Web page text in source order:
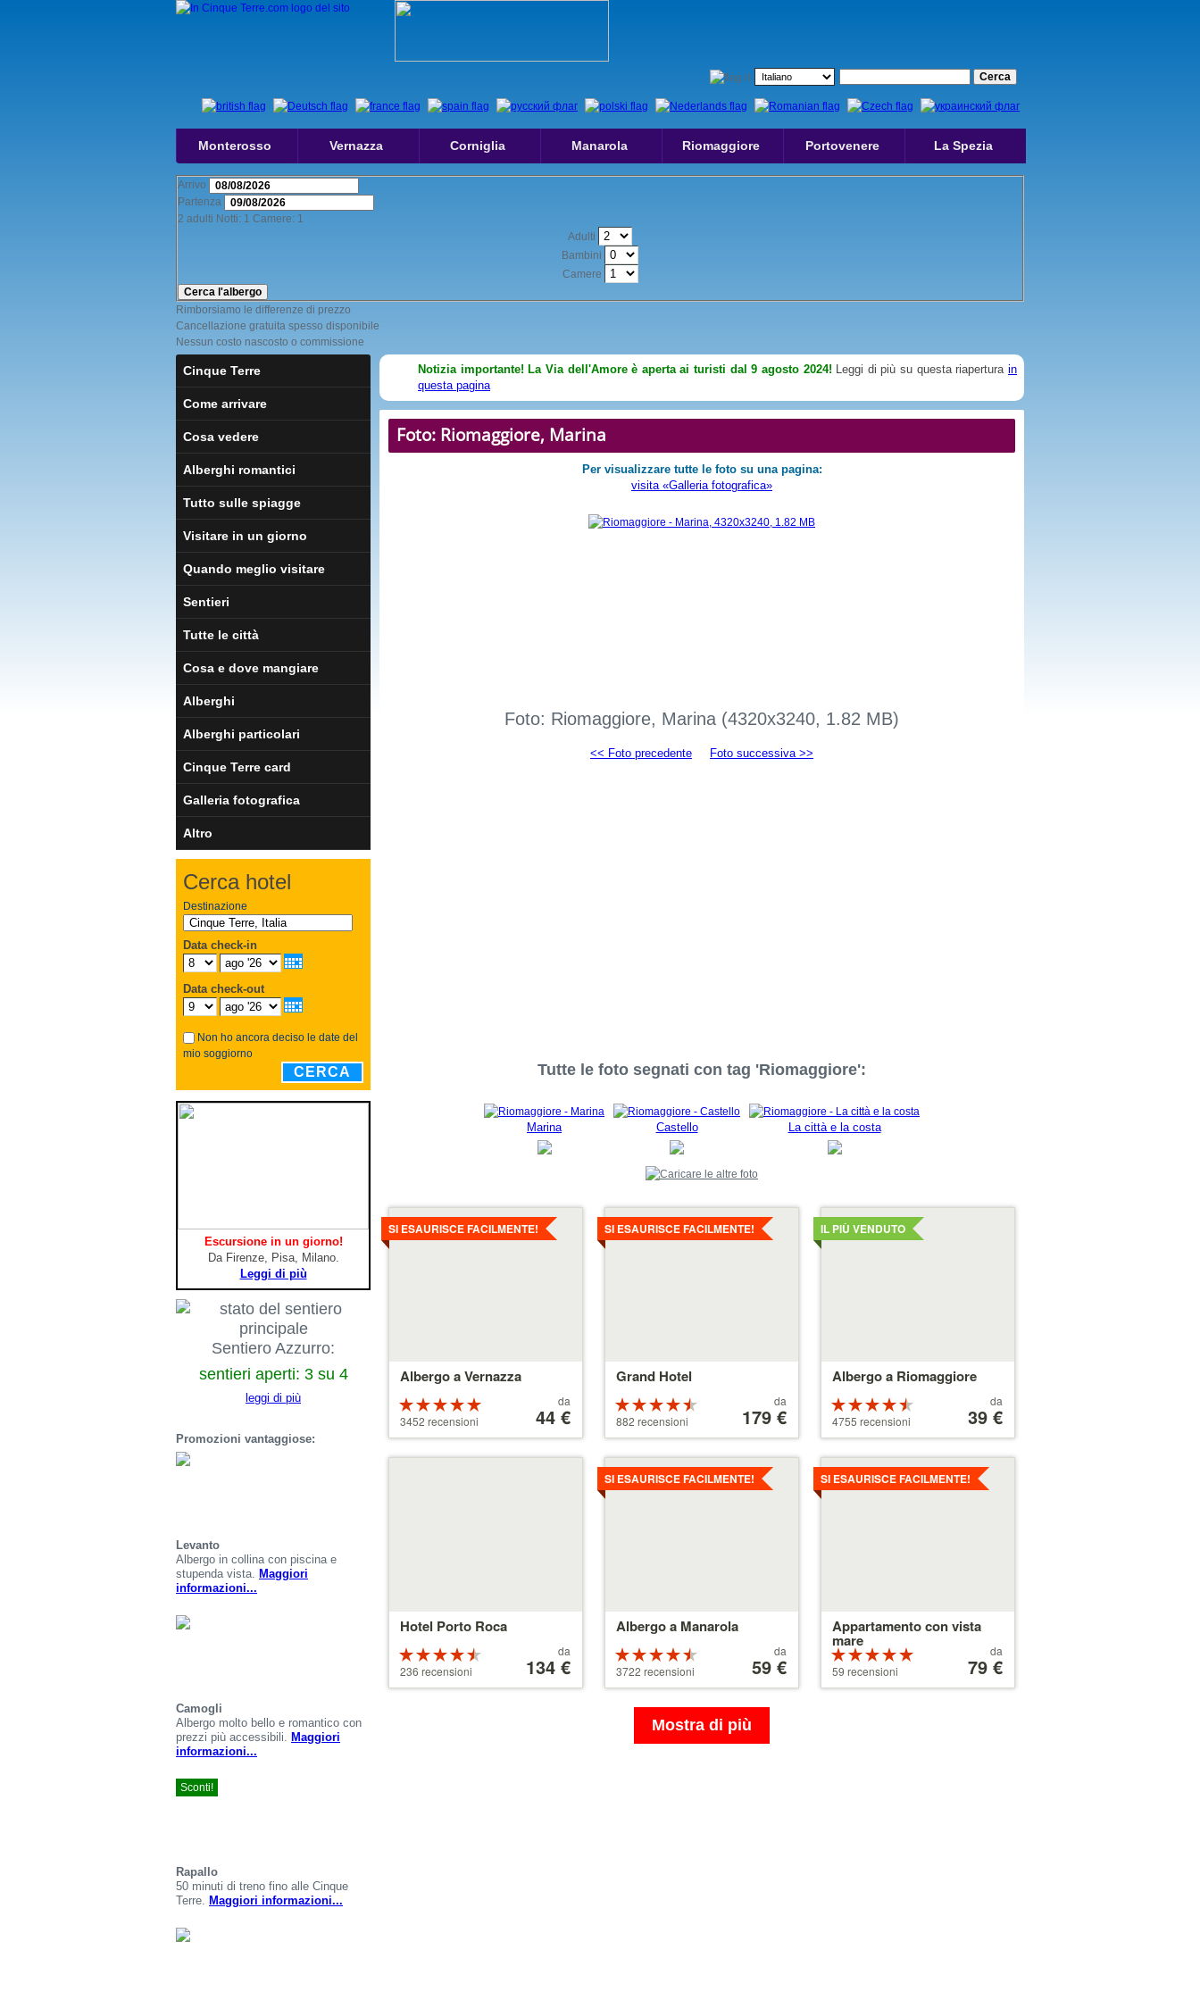
Monterosso Vernazza Corniglia Manarola Riomaggiore Portovenere La Spezia
Arrivo
Partenza
2 adulti Notti: 1 Camere: 1
Adulti
Bambini
Camere
Cerca l'albergo
Rimborsiamo le differenze di prezzo
Cancellazione gratuita spesso disponibile
Nessun costo nascosto o commissione
Notizia importante! La Via dell'Amore è aperta ai turisti dal 9 agosto 2024! Leggi di più su questa riaperturain
questa pagina
Foto: Riomaggiore, Marina
Per visualizzare tutte le foto su una pagina:
visita «Galleria fotografica»
Foto: Riomaggiore, Marina (4320x3240, 1.82 MB)
<< Foto precedente Foto successiva >>
Tutte le foto segnati con tag 'Riomaggiore':
Marina Castello La città e la costa
Albergo a Vernazza
SI ESAURISCE FACILMENTE!
Valutazione:
5 su 5 stelle
3452 recensioni partire
da
44 €
da
44 €
Dettagli
Grand Hotel
SI ESAURISCE FACILMENTE!
Valutazione:
4.5 su 5 stelle
882 recensioni partire
da
179 €
da
179 €
Dettagli
Albergo a Riomaggiore
IL PIÙ VENDUTO
Valutazione:
4.5 su 5 stelle
4755 recensioni partire
da
39 €
da
39 €
Dettagli
Hotel Porto Roca
Valutazione:
4.5 su 5 stelle
236 recensioni partire
da
da
134 €
Dettagli
Albergo a Manarola
SI ESAURISCE FACILMENTE!
Valutazione:
4.5 su 5 stelle
3722 recensioni partire
da
59 €
da
59 €
Dettagli
Appartamento con vista
mare
SI ESAURISCE FACILMENTE!
Valutazione:
5 su 5 stelle
59 recensioni partire
da
da
79 €
Dettagli
Mostra di più
Cinque Terre
Come arrivare
Cosa vedere
Alberghi romantici
Tutto sulle spiagge
Visitare in un giorno
Quando meglio visitare
Sentieri
Tutte le città
Cosa e dove mangiare
Alberghi
Alberghi particolari
Cinque Terre card
Galleria fotografica
Altro
Cerca hotel
Destinazione
Data check-in
Data check-out
Non ho ancora deciso le date del
mio soggiorno
CERCA
Escursione in un giorno!
Da Firenze, Pisa, Milano.
Leggi di più
Sentiero Azzurro:
sentieri aperti: 3 su 4
leggi di più
Promozioni vantaggiose:
Levanto
Albergo in collina con piscina e
stupenda vista. Maggiori
informazioni...
Camogli
Albergo molto bello e romantico con
prezzi più accessibili. Maggiori
informazioni...
Sconti!
Rapallo
50 minuti di treno fino alle Cinque
Terre. Maggiori informazioni...